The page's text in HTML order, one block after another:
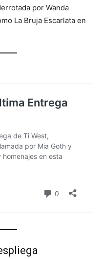
por Wanda
La Bruja Escarlata en